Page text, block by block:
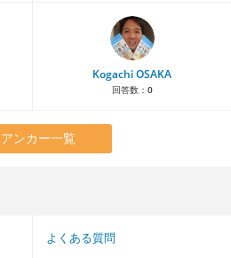
Kogachi OSAKA
回答数： 0
アンカー一覧
よくある質問